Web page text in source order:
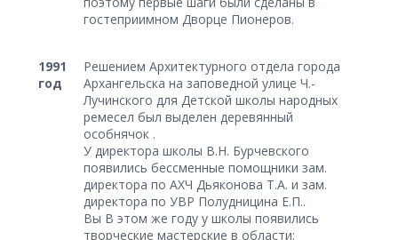
гостеприимном Дворце Пионеров.
1991
год
Решением Архитектурного отдела города
Архангельска на заповедной улице Ч.-
Лучинского для Детской школы народных
ремесел был выделен деревянный
особнячок .
У директора школы В.Н. Бурчевского
появились бессменные помощники зам.
директора по АХЧ Дьяконова Т.А. и зам.
директора по УВР Полудницина Е.П..
Вы В этом же году у школы появились
творческие мастерские в области: